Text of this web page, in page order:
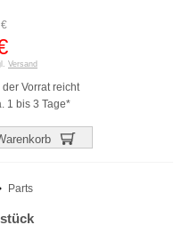
Versand
Vorrat reicht
1 bis 3 Tage*
Parts